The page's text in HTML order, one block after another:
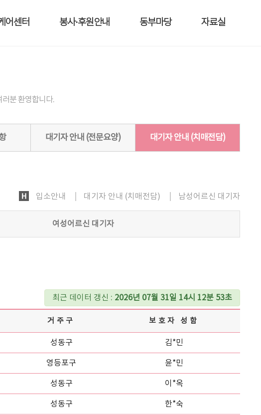
어센터 봉사·후원안내 동부마당 자료실
분 환영합니다.
대기자 안내 (전문요양) 대기자 안내 (치매전담)
HOME
입소안내 대기자 안내 (치매전담) 남성어르신 대기자
여성어르신 대기자
최근 데이터 갱신 : 2026년 07월 31일 14시 12분 53초
거주구 보호자 성함
성동구 김*민
영등포구 윤*민
성동구 이*옥
성동구 한*숙